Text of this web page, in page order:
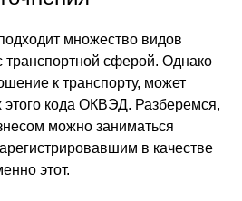
множество видов
транспортной сферой. Однако
к транспорту, может
этого кода ОКВЭД. Разберемся,
можно заниматься
в качестве
этот.